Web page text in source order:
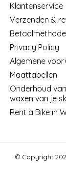
Klantenservice
Verzenden &
Privacy Policy
Algemene
Maattabellen
Onderhoud
waxen van je
Rent a Bike in
© Copyright